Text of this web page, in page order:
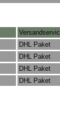
DHL Paket
DHL Paket
DHL Paket
DHL Paket